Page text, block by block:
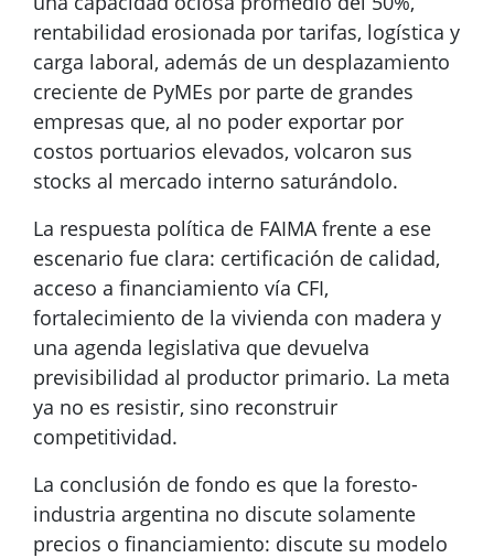
rentabilidad erosionada por tarifas, logística y
carga laboral, además de un desplazamiento
creciente de PyMEs por parte de grandes
empresas que, al no poder exportar por
costos portuarios elevados, volcaron sus
stocks al mercado interno saturándolo.
La respuesta política de FAIMA frente a ese
escenario fue clara: certificación de calidad,
acceso a financiamiento vía CFI,
fortalecimiento de la vivienda con madera y
una agenda legislativa que devuelva
previsibilidad al productor primario. La meta
ya no es resistir, sino reconstruir
competitividad.
La conclusión de fondo es que la foresto-
industria argentina no discute solamente
precios o financiamiento: discute su modelo